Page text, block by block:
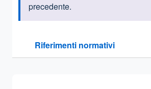
precedente.
Riferimenti normativi
Sezione compressa